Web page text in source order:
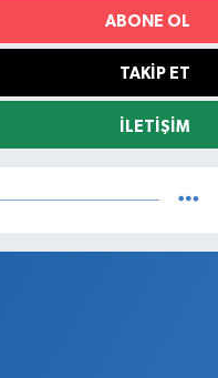
ABONE OL
TAKIP ET
İLETIŞIM